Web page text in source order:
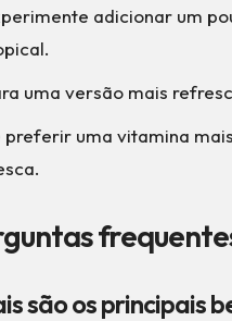
adicionar um
uma versão mais
preferir uma vitamina
são os principais